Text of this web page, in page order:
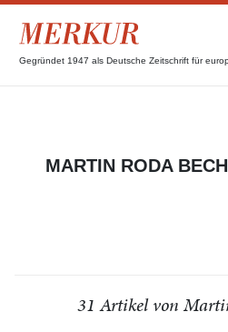
Gegründet 1947 als Deutsche Zeitschrift für
MARTIN RODA
31 Artikel von